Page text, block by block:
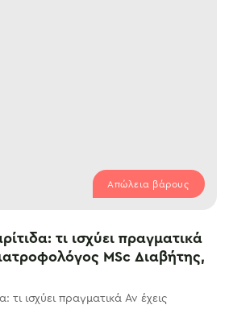
Απώλεια βάρους
τι ισχύει πραγματικά
MSc Διαβήτης,
τι ισχύει πραγματικά Αν έχεις